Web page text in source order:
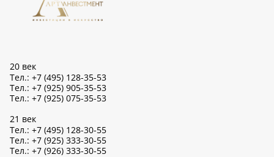
20 век
Тел.: +7 (495) 128-35-53
Тел.: +7 (925) 905-35-53
Тел.: +7 (925) 075-35-53
21 век
Тел.: +7 (495) 128-30-55
Тел.: +7 (925) 333-30-55
Тел.: +7 (926) 333-30-55